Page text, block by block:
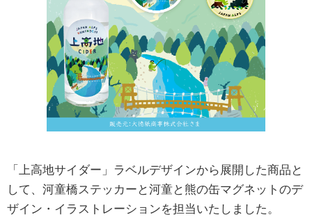
「上高地サイダー」ラベルデザインから展開した商品と
して、河童橋ステッカーと河童と熊の缶マグネットのデ
ザイン・イラストレーションを担当いたしました。